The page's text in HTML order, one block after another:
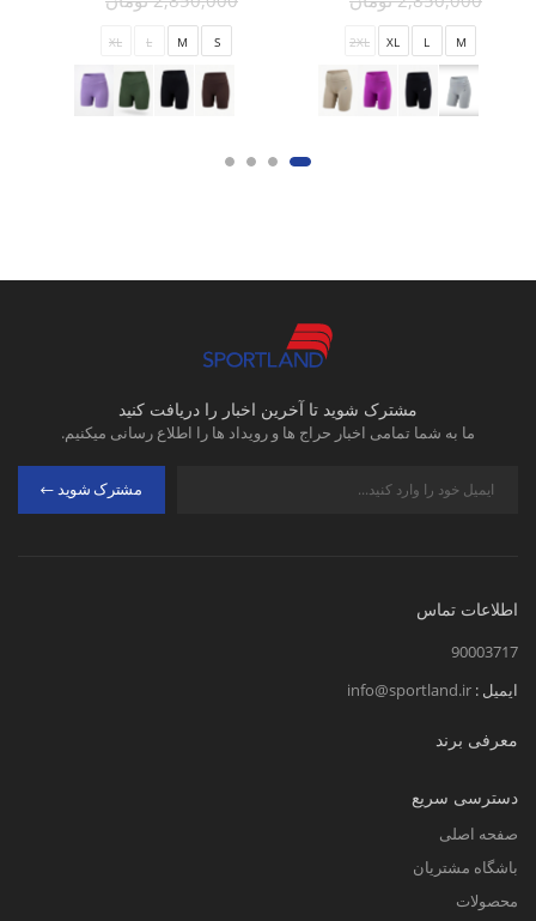
M
L
XL
2XL
S
M
L
XL
مشترک شوید تا آخرین اخبار را دریافت کنید
ما به شما تمامی اخبار حراج ها و رویداد ها را اطلاع رسانی میکنیم.
مشترک شوید
اطلاعات تماس
90003717
ایمیل : info@sportland.ir
معرفی برند
دسترسی سریع
صفحه اصلی
باشگاه مشتریان
محصولات